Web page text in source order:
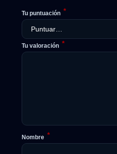
Tu puntuación *
Tu valoración *
Nombre *